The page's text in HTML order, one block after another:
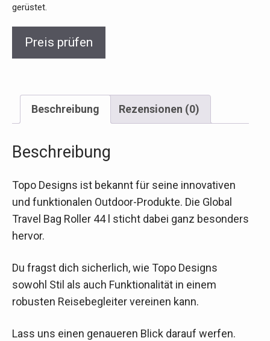
gerüstet.
Preis prüfen
Beschreibung Rezensionen (0)
Beschreibung
Topo Designs ist bekannt für seine innovativen
und funktionalen Outdoor-Produkte. Die Global
Travel Bag Roller 44 l sticht dabei ganz besonders
hervor.
Du fragst dich sicherlich, wie Topo Designs
sowohl Stil als auch Funktionalität in einem
robusten Reisebegleiter vereinen kann.
Lass uns einen genaueren Blick darauf werfen.